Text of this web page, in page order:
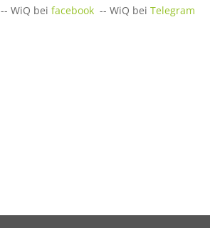
-- WiQ bei facebook -- WiQ bei Telegram